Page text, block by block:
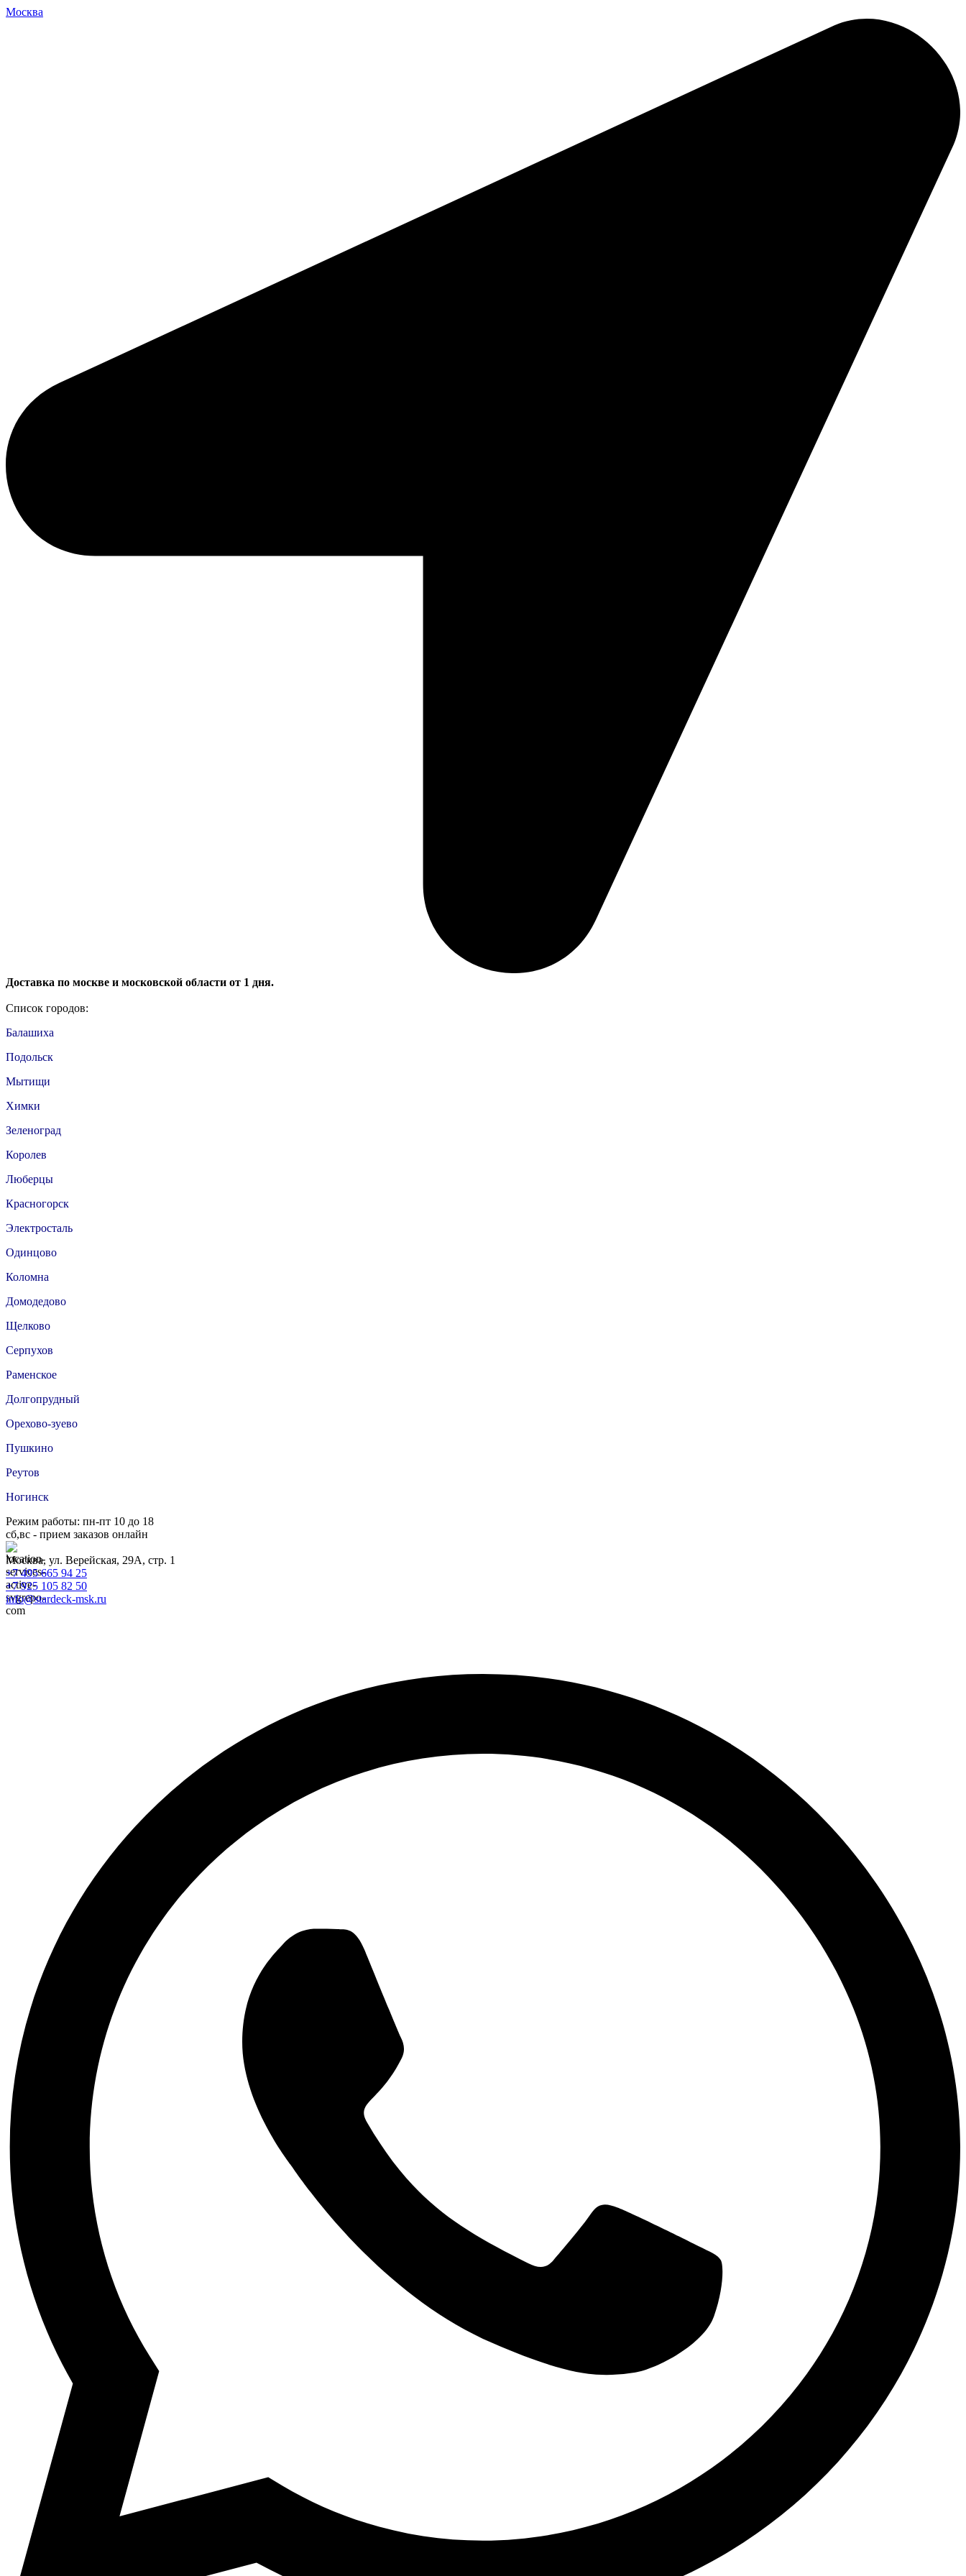
Москва
Доставка по москве и московской области от 1 дня.
Список городов:
Балашиха
Подольск
Мытищи
Химки
Зеленоград
Королев
Люберцы
Красногорск
Электросталь
Одинцово
Коломна
Домодедово
Щелково
Серпухов
Раменское
Долгопрудный
Орехово-зуево
Пушкино
Реутов
Ногинск
Режим работы: пн-пт 10 до 18
сб,вс - прием заказов онлайн
Москва, ул. Верейская, 29А, стр. 1
+7 495 665 94 25
+7 925 105 82 50
info@stardeck-msk.ru